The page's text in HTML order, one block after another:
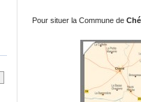
Pour situer la Commune de